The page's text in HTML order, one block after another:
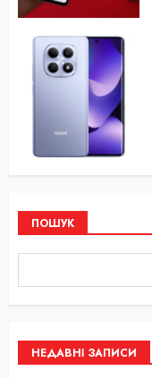
ПОШУК
НЕДАВНІ ЗАПИСИ